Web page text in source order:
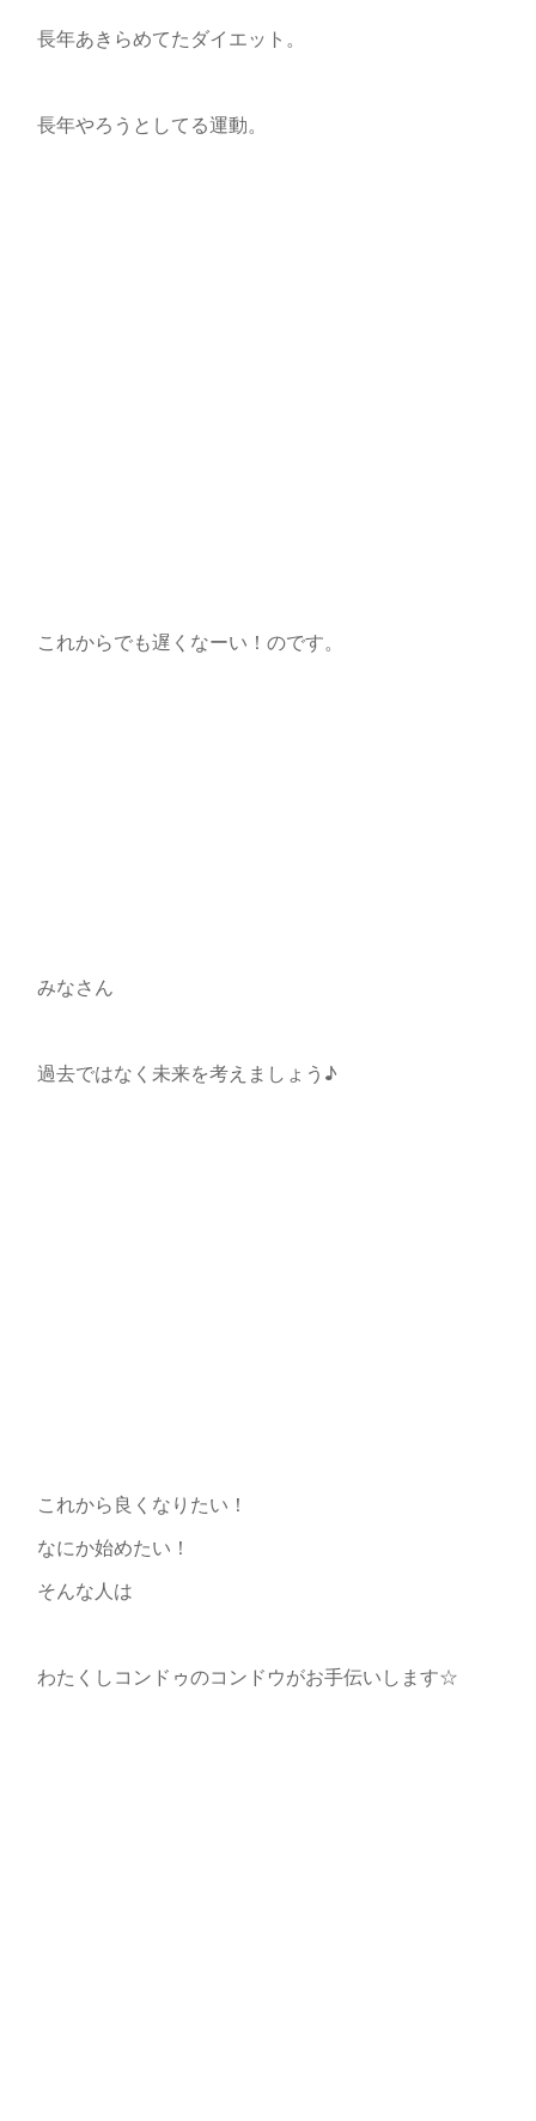
長年あきらめてたダイエット。
長年やろうとしてる運動。
これからでも遅くなーい！のです。
みなさん
過去ではなく未来を考えましょう♪
これから良くなりたい！
なにか始めたい！
そんな人は
わたくしコンドゥのコンドウがお手伝いします☆